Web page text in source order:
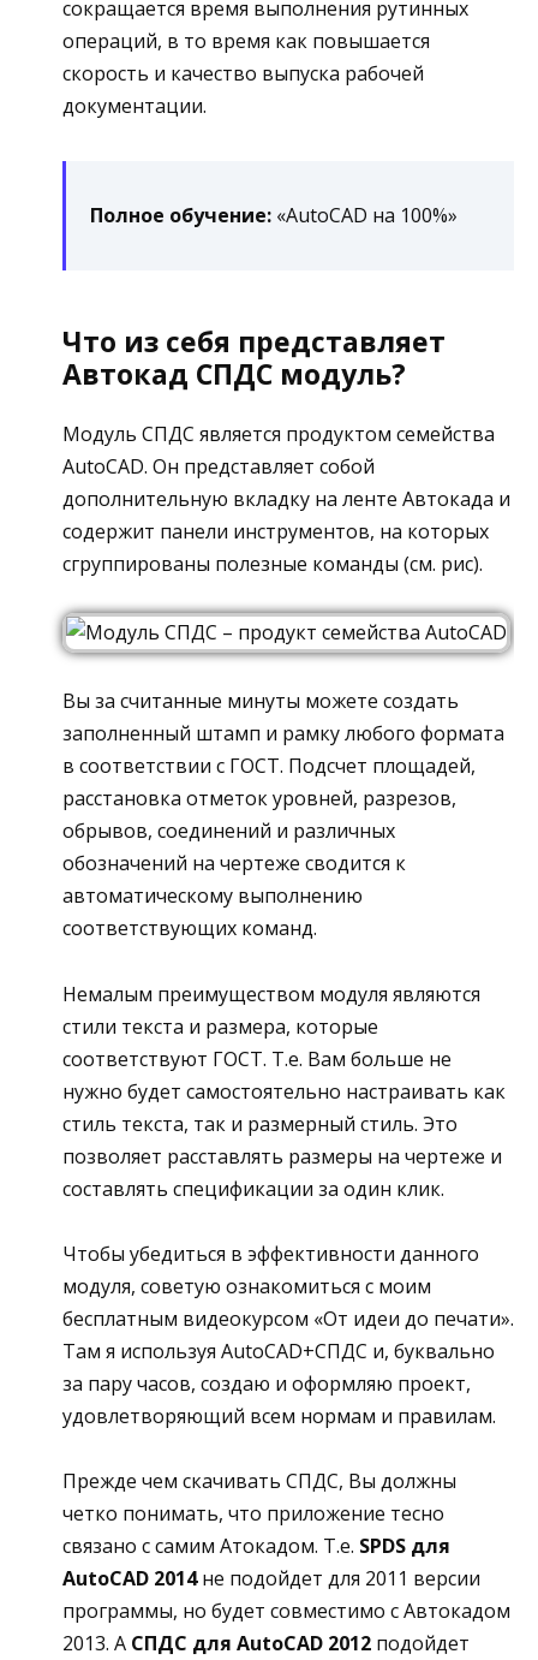
сокращается время выполнения рутинных
операций, в то время как повышается
скорость и качество выпуска рабочей
документации.
Полное обучение: «AutoCAD на 100%»
Что из себя представляет
Автокад СПДС модуль?
Модуль СПДС является продуктом семейства
AutoCAD. Он представляет собой
дополнительную вкладку на ленте Автокада и
содержит панели инструментов, на которых
сгруппированы полезные команды (см. рис).
Вы за считанные минуты можете создать
заполненный штамп и рамку любого формата
в соответствии с ГОСТ. Подсчет площадей,
расстановка отметок уровней, разрезов,
обрывов, соединений и различных
обозначений на чертеже сводится к
автоматическому выполнению
соответствующих команд.
Немалым преимуществом модуля являются
стили текста и размера, которые
соответствуют ГОСТ. Т.е. Вам больше не
нужно будет самостоятельно настраивать как
стиль текста, так и размерный стиль. Это
позволяет расставлять размеры на чертеже и
составлять спецификации за один клик.
Чтобы убедиться в эффективности данного
модуля, советую ознакомиться с моим
бесплатным видеокурсом «От идеи до печати».
Там я используя AutoCAD+СПДС и, буквально
за пару часов, создаю и оформляю проект,
удовлетворяющий всем нормам и правилам.
Прежде чем скачивать СПДС, Вы должны
четко понимать, что приложение тесно
связано с самим Атокадом. Т.е. SPDS для
AutoCAD 2014не подойдет для 2011 версии
программы, но будет совместимо с Автокадом
2013. А СПДС для AutoCAD 2012 подойдет